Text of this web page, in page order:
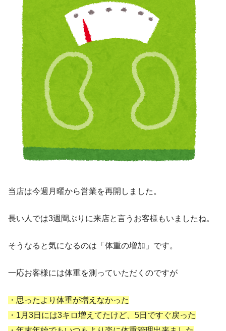
当店は今週月曜から営業を再開しました。
長い人では3週間ぶりに来店と言うお客様もいましたね。
そうなると気になるのは「体重の増加」です。
一応お客様には体重を測っていただくのですが
・思ったより体重が増えなかった
・1月3日には3キロ増えてたけど、5日ですぐ戻った